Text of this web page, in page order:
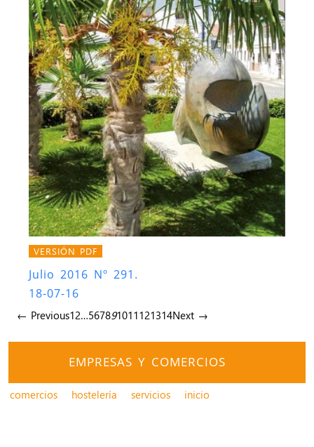
VERSIÓN PDF
Julio 2016 Nº 291.
18-07-16
← Previous12…567891011121314Next →
EMPRESAS Y COMERCIOS
comercios hostelería servicios inicio